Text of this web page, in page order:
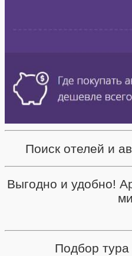
Поиск отелей и
Выгодно и удобно!
Подбор